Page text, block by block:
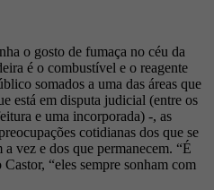
o gosto de fumaça no céu da
é o combustível e o reagente
somados a uma das áreas que
está em disputa judicial (entre os
e uma incorporada) -, as
cotidianas dos que se
vez e dos que permanecem. “É
“eles sempre sonham com